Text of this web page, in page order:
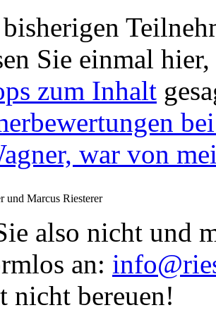
Sie einmal
zum Inhalt
war von
und Marcus Riesterer
also nicht und
an:
nicht bereuen!